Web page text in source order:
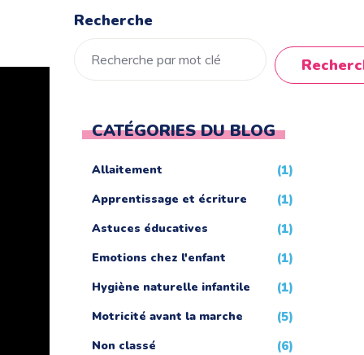
Recherche
CATÉGORIES DU BLOG
Allaitement (1)
Apprentissage et écriture (1)
Astuces éducatives (1)
Emotions chez l'enfant (1)
Hygiène naturelle infantile (1)
Motricité avant la marche (5)
Non classé (6)